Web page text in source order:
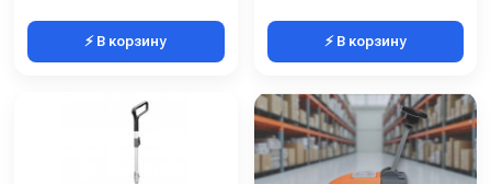
⚡ В корзину ⚡ В корзину